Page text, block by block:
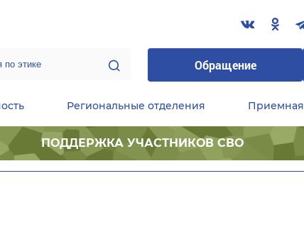
Обращение
Региональные отделения Приемная
ПОДДЕРЖКА УЧАСТНИКОВ СВО